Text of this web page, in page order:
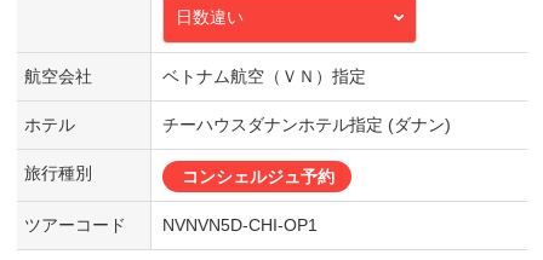
日数違い
航空会社 ベトナム航空（ＶＮ）指定
ホテル チーハウスダナンホテル指定 (ダナン)
旅行種別 コンシェルジュ予約
ツアーコード NVNVN5D-CHI-OP1